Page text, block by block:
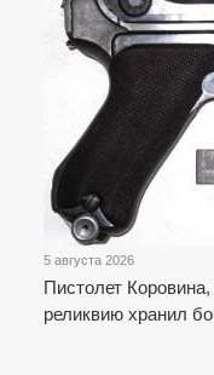
5 августа 2026
Пистолет
реликвию хранил